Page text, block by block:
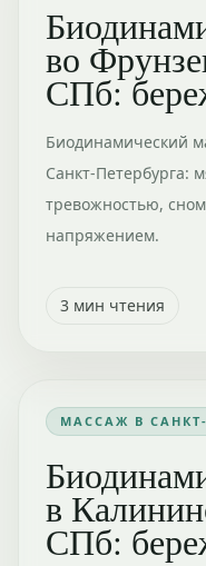
во
СПб:
Биодинамический
Санкт-Петербурга:
тревожностью,
напряжением.
3 мин чтения
МАССАЖ В САНКТ-
в
СПб: